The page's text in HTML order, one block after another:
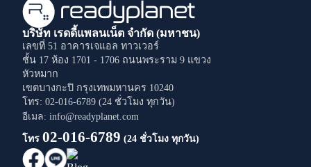
บริษัท เรดดี้แพลนเน็ต จำกัด (มหาชน)
เลขที่ 51 อาคารเจแอล ทาวเวอร์
ชั้น 17 ห้อง 1701 - 1706 ถนนพระราม 9 แขวง
หัวหมาก
เขตบางกะปิ กรุงเทพมหานคร 10240
โทร: 02-016-6789 (24 ชั่วโมง ทุกวัน)
อีเมล: info@readyplanet.com
โทร 02-016-6789 (24 ชั่วโมง ทุกวัน)